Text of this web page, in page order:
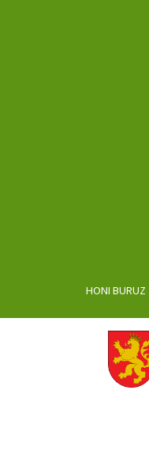
HONI BURUZ